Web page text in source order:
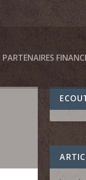
PARTENAIRES